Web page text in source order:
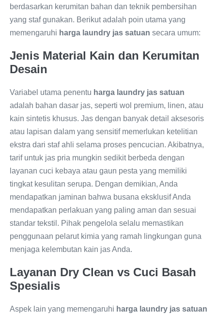
berdasarkan kerumitan bahan dan teknik pembersihan
yang staf gunakan. Berikut adalah poin utama yang
memengaruhi harga laundry jas satuan secara umum:
Jenis Material Kain dan Kerumitan
Desain
Variabel utama penentu harga laundry jas satuan
adalah bahan dasar jas, seperti wol premium, linen, atau
kain sintetis khusus. Jas dengan banyak detail aksesoris
atau lapisan dalam yang sensitif memerlukan ketelitian
ekstra dari staf ahli selama proses pencucian. Akibatnya,
tarif untuk jas pria mungkin sedikit berbeda dengan
layanan cuci kebaya atau gaun pesta yang memiliki
tingkat kesulitan serupa. Dengan demikian, Anda
mendapatkan jaminan bahwa busana eksklusif Anda
mendapatkan perlakuan yang paling aman dan sesuai
standar tekstil. Pihak pengelola selalu memastikan
penggunaan pelarut kimia yang ramah lingkungan guna
menjaga kelembutan kain jas Anda.
Layanan Dry Clean vs Cuci Basah
Spesialis
Aspek lain yang memengaruhi harga laundry jas satuan